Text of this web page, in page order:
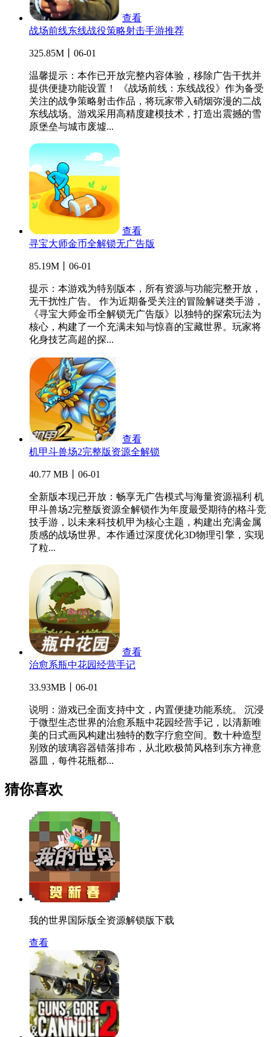
查看
战场前线东线战役策略射击手游推荐
325.85M丨06-01
温馨提示：本作已开放完整内容体验，移除广告干扰并
提供便捷功能设置！ 《战场前线：东线战役》作为备受
关注的战争策略射击作品，将玩家带入硝烟弥漫的二战
东线战场。游戏采用高精度建模技术，打造出震撼的雪
原堡垒与城市废墟...
查看
寻宝大师金币全解锁无广告版
85.19M丨06-01
提示：本游戏为特别版本，所有资源与功能完整开放，
无干扰性广告。 作为近期备受关注的冒险解谜类手游，
《寻宝大师金币全解锁无广告版》以独特的探索玩法为
核心，构建了一个充满未知与惊喜的宝藏世界。玩家将
化身技艺高超的探...
查看
机甲斗兽场2完整版资源全解锁
40.77 MB丨06-01
全新版本现已开放：畅享无广告模式与海量资源福利 机
甲斗兽场2完整版资源全解锁作为年度最受期待的格斗竞
技手游，以未来科技机甲为核心主题，构建出充满金属
质感的战场世界。本作通过深度优化3D物理引擎，实现
了粒...
查看
治愈系瓶中花园经营手记
33.93MB丨06-01
说明：游戏已全面支持中文，内置便捷功能系统。 沉浸
于微型生态世界的治愈系瓶中花园经营手记，以清新唯
美的日式画风构建出独特的数字疗愈空间。数十种造型
别致的玻璃容器错落排布，从北欧极简风格到东方禅意
器皿，每件花瓶都...
猜你喜欢
我的世界国际版全资源解锁版下载
查看